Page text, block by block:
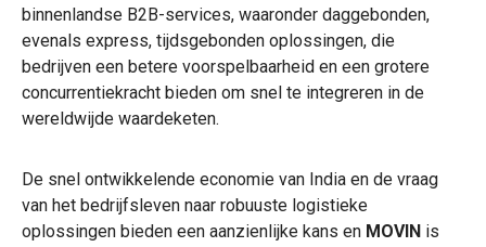
binnenlandse B2B-services, waaronder daggebonden,
evenals express, tijdsgebonden oplossingen, die
bedrijven een betere voorspelbaarheid en een grotere
concurrentiekracht bieden om snel te integreren in de
wereldwijde waardeketen.
De snel ontwikkelende economie van India en de vraag
van het bedrijfsleven naar robuuste logistieke
oplossingen bieden een aanzienlijke kans en MOVIN is